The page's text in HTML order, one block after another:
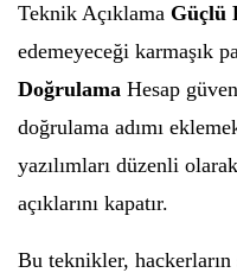
Teknik Açıklama Güçlü
edemeyeceği karmaşık
Doğrulama Hesap
doğrulama adımı
yazılımları düzenli
açıklarını kapatır.
Bu teknikler, hackerların